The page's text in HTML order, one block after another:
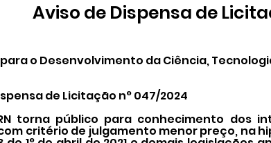
Aviso de Dispensa de
o Desenvolvimento da Ciência,
de Licitação n° 047/2024
torna público para conhecimento dos
critério de julgamento menor preço, na